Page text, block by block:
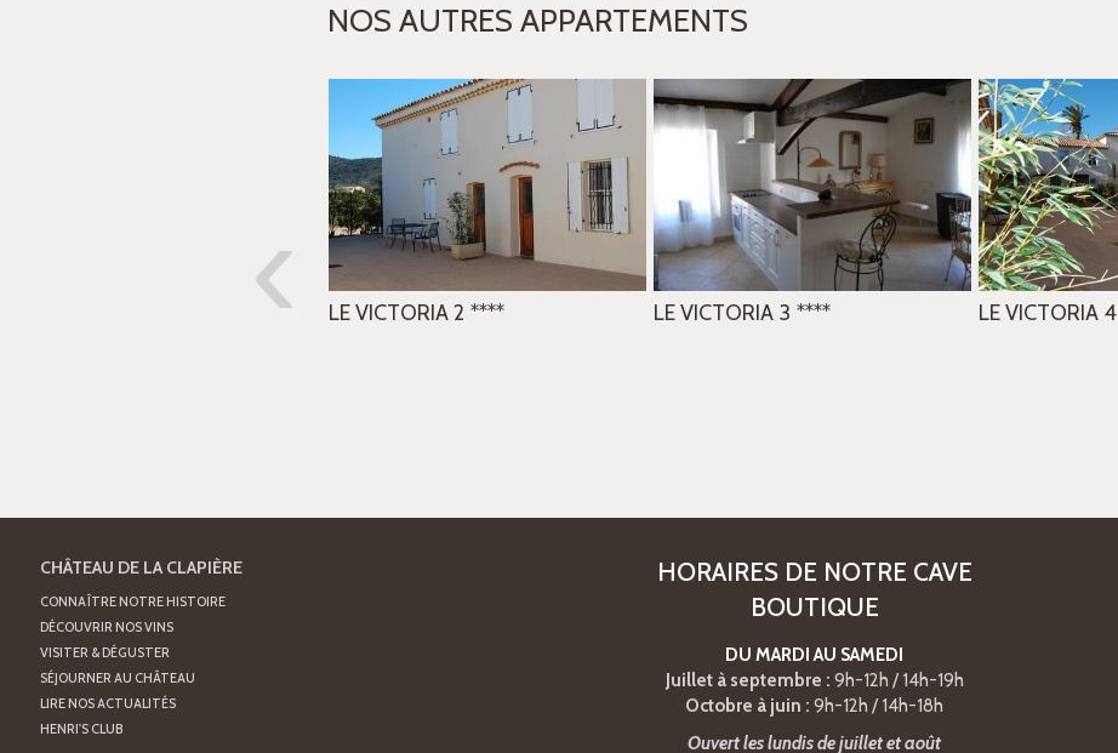
‹
NOS AUTRES APPARTEMENTS
LE VICTORIA 2 **** LE VICTORIA 3 **** LE VICTORIA 4
CHÂTEAU DE LA CLAPIÈRE
CONNAÎTRE NOTRE HISTOIRE
DÉCOUVRIR NOS VINS
VISITER & DÉGUSTER
SÉJOURNER AU CHÂTEAU
LIRE NOS ACTUALITÉS
HENRI'S CLUB
HORAIRES DE NOTRE CAVE
BOUTIQUE
DU MARDI AU SAMEDI
Juillet à septembre : 9h-12h / 14h-19h
Octobre à juin : 9h-12h / 14h-18h
Ouvert les lundis de juillet et août